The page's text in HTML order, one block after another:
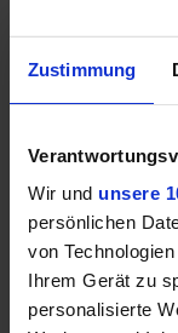
Zustimmung
Wir und unsere
persönlichen
von
Ihrem Gerät zu
personalisierte
3.
Der
du auf der
CPU-Kühler
schon in
immer
starken
dem
Dual-